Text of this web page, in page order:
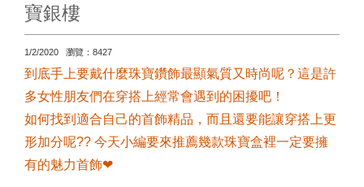
寶銀樓
1/2/2020 瀏覽：8427
到底手上要戴什麼珠寶鑽飾最顯氣質又時尚呢？這是許
多女性朋友們在穿搭上經常會遇到的困擾吧！
如何找到適合自己的首飾精品，而且還要能讓穿搭上更
形加分呢?? 今天小編要來推薦幾款珠寶盒裡一定要擁
有的魅力首飾❤